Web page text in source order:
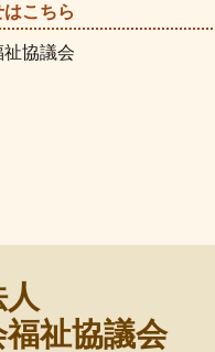
こちら
協議会
祉協議会